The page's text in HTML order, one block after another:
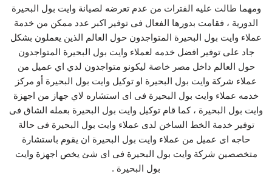
ومهما طالت عليه الفترات من عدم تعرضه لصيانة وايت بول البحيرة
الدورية ، فقامت بدورها الفعال فى توفير اكبر عدد ممكن من خدمة
عملاء وايت بول البحيرة المتواجدون حول العالم الذين يعملون بشكل
جاد على توفير افضل خدمه لعملاء وايت بول البحيرة المتواجدون
حول العالم داخل مصر خاصة ليكونو متواجدون لدي اي عميل من
عملاء شركة وايت بول البحيرة او توكيل وايت بول البحيرة أو مركز
خدمه عملاء وايت بول البحيرة فى اى استشاره لاي جهاز من اجهزة
وايت بول البحيرة ، كما قام توكيل وايت بول البحيرة بعمله الشاق فى
توفير خدمة الخط الساخن لدى عملاء وايت بول البحيرة فى حالة
حاجه اى عميل من عملاء وايت بول البحيرة ان يقوم باستشارة
متخصصين شركة وايت بول البحيرة فى اى شئ يخص اجهزة وايت
بول البحيرة .